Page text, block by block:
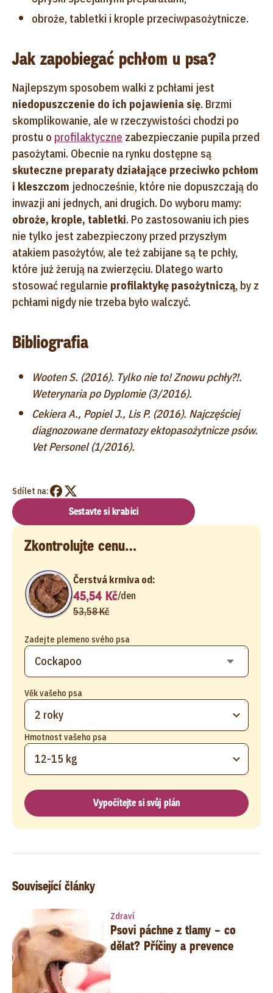
obroże, tabletki i krople przeciwpasożytnicze.
Jak zapobiegać pchłom u psa?
Najlepszym sposobem walki z pchłami jest
niedopuszczenie do ich pojawienia się. Brzmi
skomplikowanie, ale w rzeczywistości chodzi po
prostu o profilaktyczne zabezpieczanie pupila przed
pasożytami. Obecnie na rynku dostępne są
skuteczne preparaty działające przeciwko pchłom
i kleszczom jednocześnie, które nie dopuszczają do
inwazji ani jednych, ani drugich. Do wyboru mamy:
obroże, krople, tabletki. Po zastosowaniu ich pies
nie tylko jest zabezpieczony przed przyszłym
atakiem pasożytów, ale też zabijane są te pchły,
które już żerują na zwierzęciu. Dlatego warto
stosować regularnie profilaktykę pasożytniczą, by z
pchłami nigdy nie trzeba było walczyć.
Bibliografia
Wooten S. (2016). Tylko nie to! Znowu pchły?!.
Weterynaria po Dyplomie (3/2016).
Cekiera A., Popiel J., Lis P. (2016). Najczęściej
diagnozowane dermatozy ektopasożytnicze psów.
Vet Personel (1/2016).
Sdílet na:
Sestavte si krabici
Zkontrolujte cenu…
Zadejte plemeno svého psa
Věk vašeho psa
2 roky
Hmotnost vašeho psa
12-15 kg
Čerstvá krmiva od:
45,54 Kč/den
53,58 Kč
Vypočítejte si svůj plán
Související články
Zdraví
Psovi páchne z tlamy – co
dělat? Příčiny a prevence